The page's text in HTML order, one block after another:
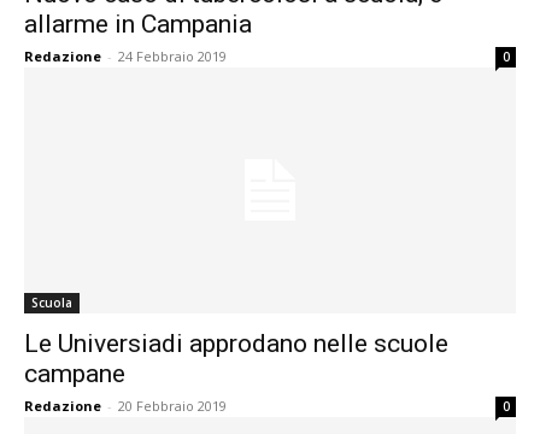
allarme in Campania
Redazione - 24 Febbraio 2019 0
Scuola
Le Universiadi approdano nelle scuole
campane
Redazione - 20 Febbraio 2019 0